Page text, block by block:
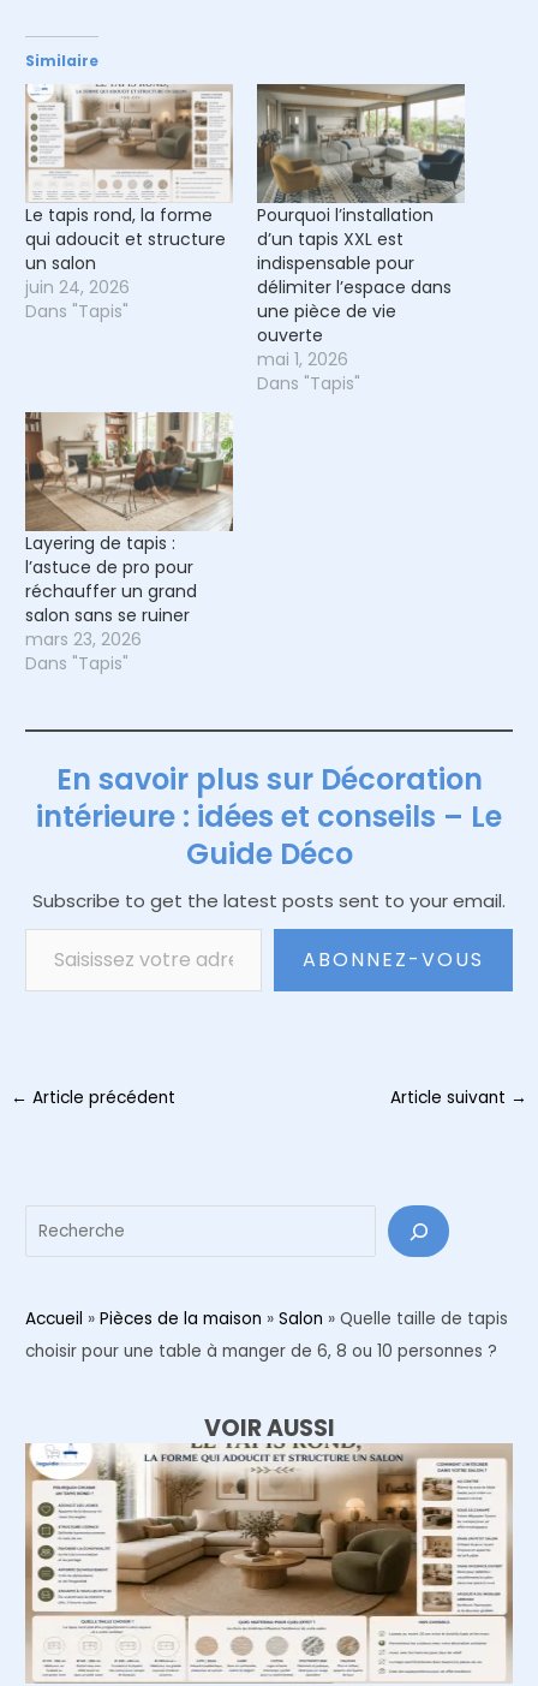
Similaire
Le tapis rond, la forme
qui adoucit et structure
un salon
juin 24, 2026
Dans "Tapis"
Pourquoi l’installation
d’un tapis XXL est
indispensable pour
délimiter l’espace dans
une pièce de vie
ouverte
mai 1, 2026
Dans "Tapis"
Layering de tapis :
l’astuce de pro pour
réchauffer un grand
salon sans se ruiner
mars 23, 2026
Dans "Tapis"
En savoir plus sur Décoration
intérieure : idées et conseils – Le
Guide Déco
Subscribe to get the latest posts sent to your email.
Saisissez votre adresse e-mail…
ABONNEZ-VOUS
Navigation
← Article précédent Article suivant →
Accueil » Pièces de la maison » Salon » Quelle taille de tapis
choisir pour une table à manger de 6, 8 ou 10 personnes ?
VOIR AUSSI